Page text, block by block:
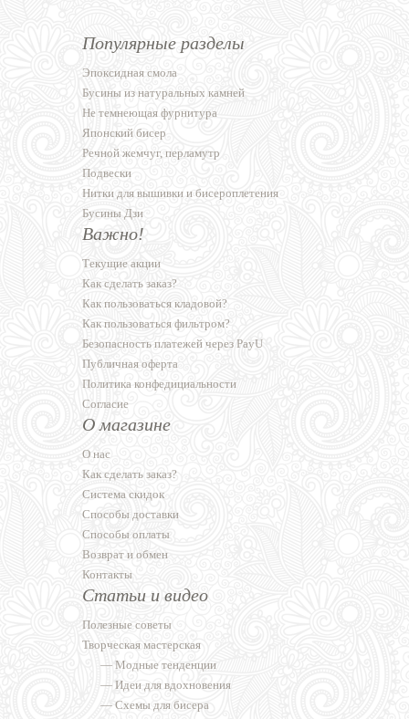
Популярные разделы
Эпоксидная смола
Бусины из натуральных камней
Не темнеющая фурнитура
Японский бисер
Речной жемчуг, перламутр
Подвески
Нитки для вышивки и бисероплетения
Бусины Дзи
Важно!
Текущие акции
Как сделать заказ?
Как пользоваться кладовой?
Как пользоваться фильтром?
Безопасность платежей через PayU
Публичная оферта
Политика конфедициальности
Согласие
О магазине
О нас
Как сделать заказ?
Система скидок
Способы доставки
Способы оплаты
Возврат и обмен
Контакты
Статьи и видео
Полезные советы
Творческая мастерская
— Модные тенденции
— Идеи для вдохновения
— Схемы для бисера